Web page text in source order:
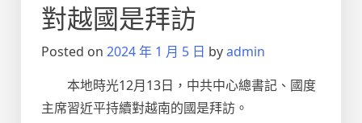
對越國是拜訪
Posted on 2024 年 1 月 5 日 byadmin
本地時光12月13日，中共中心總書記、國度
主席習近平持續對越南的國是拜訪。